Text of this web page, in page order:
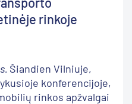
rinkoje
Šiandien Vilniuje,
konferencijoje,
rinkos apžvalgai